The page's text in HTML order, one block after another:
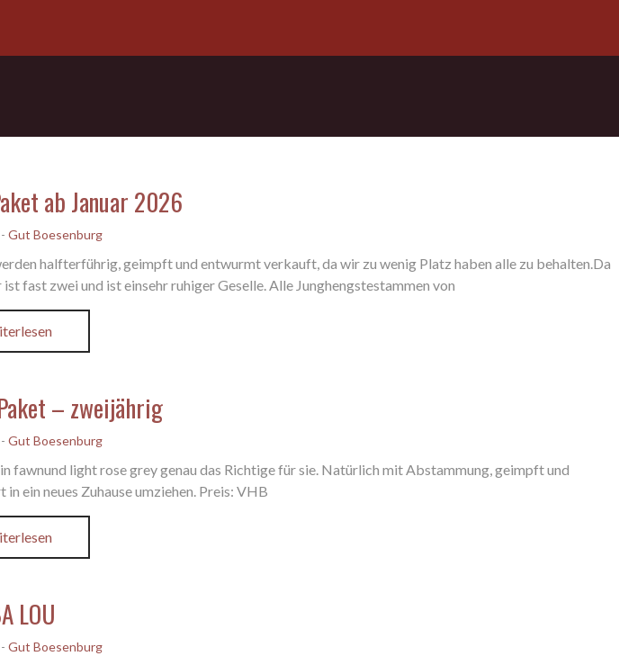
ab Januar 2026
- Gut Boesenburg
halfterführig, geimpft und entwurmt verkauft, da wir zu wenig Platz haben alle zu behalten.Da
fast zwei und ist einsehr ruhiger Geselle. Alle Junghengstestammen von
– zweijährig
- Gut Boesenburg
fawnund light rose grey genau das Richtige für sie. Natürlich mit Abstammung, geimpft und
ein neues Zuhause umziehen. Preis: VHB
LOU
- Gut Boesenburg